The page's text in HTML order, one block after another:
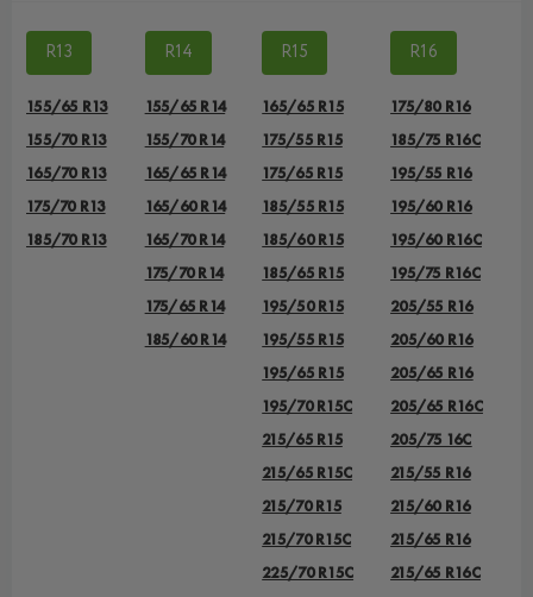
R13
155/65 R13
155/70 R13
165/70 R13
175/70 R13
185/70 R13
R14
155/65 R14
155/70 R14
165/65 R14
165/60 R14
165/70 R14
175/70 R14
175/65 R14
185/60 R14
R15
165/65 R15
175/55 R15
175/65 R15
185/55 R15
185/60 R15
185/65 R15
195/50 R15
195/55 R15
195/65 R15
195/70 R15C
215/65 R15
215/65 R15C
215/70 R15
215/70 R15C
225/70 R15C
R16
175/80 R16
185/75 R16C
195/55 R16
195/60 R16
195/60 R16C
195/75 R16C
205/55 R16
205/60 R16
205/65 R16
205/65 R16C
205/75 16C
215/55 R16
215/60 R16
215/65 R16
215/65 R16C